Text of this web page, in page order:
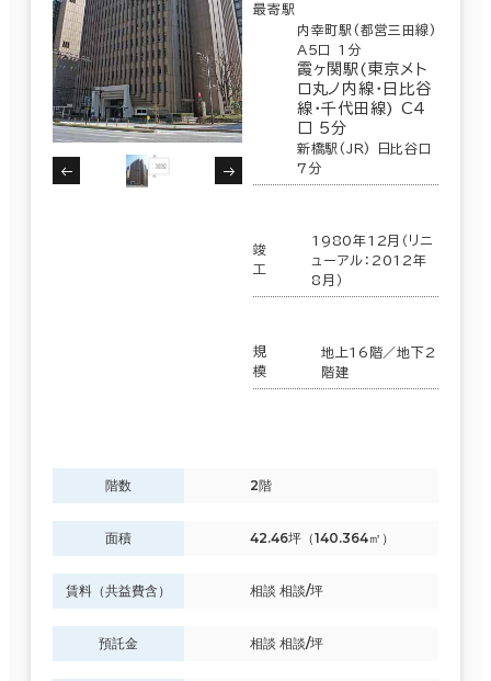
最寄駅
内幸町駅(都営三田線)
A5口 1分
霞ヶ関駅(東京メト
ロ丸ノ内線･日比谷
線･千代田線) C4
口 5分
新橋駅(JR) 日比谷口
7分
竣
工
1980年12月（リニ
ューアル：2012年
8月）
規
模
地上16階／地下2
階建
階数 2階
面積 42.46坪（140.364㎡）
賃料（共益費含） 相談 相談/坪
預託金 相談 相談/坪
港区
豊島区 (115)
大田区 (65)
板橋区 (20)
練馬区
足立区
葛飾区
賃料選択（共益費含）
坪単価 月総額
～
賃料非公開物件を含む
入居可能時期
即入居可能
3か月以内
６か月以内